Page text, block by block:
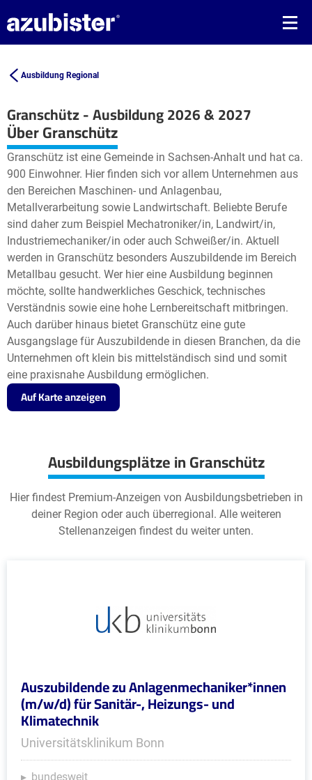
Ausbildung Regional
Granschütz - Ausbildung 2026 & 2027
+
−
Leaflet| © OpenStreetMap2
Über Granschütz
Granschütz ist eine Gemeinde in Sachsen-Anhalt und hat ca.
900 Einwohner. Hier finden sich vor allem Unternehmen aus
den Bereichen Maschinen- und Anlagenbau,
Metallverarbeitung sowie Landwirtschaft. Beliebte Berufe
sind daher zum Beispiel Mechatroniker/in, Landwirt/in,
Industriemechaniker/in oder auch Schweißer/in. Aktuell
werden in Granschütz besonders Auszubildende im Bereich
Metallbau gesucht. Wer hier eine Ausbildung beginnen
möchte, sollte handwerkliches Geschick, technisches
Verständnis sowie eine hohe Lernbereitschaft mitbringen.
Auch darüber hinaus bietet Granschütz eine gute
Ausgangslage für Auszubildende in diesen Branchen, da die
Unternehmen oft klein bis mittelständisch sind und somit
eine praxisnahe Ausbildung ermöglichen.
Auf Karte anzeigen
Ausbildungsplätze in Granschütz
Hier findest Premium-Anzeigen von Ausbildungsbetrieben in
deiner Region oder auch überregional. Alle weiteren
Stellenanzeigen findest du weiter unten.
Auszubildende zu Anlagenmechaniker*innen
(m/w/d) für Sanitär-, Heizungs- und
Klimatechnik
Universitätsklinikum Bonn
bundesweit